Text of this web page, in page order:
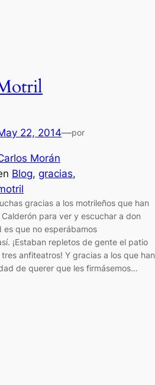
22, 2014—por
Morán
Blog, gracias
gracias a los motrileños que han
para ver y escuchar a don
es que no esperábamos
¡Estaban repletos de gente el patio
anfiteatros! Y gracias a los que han
de querer que les firmásemos…